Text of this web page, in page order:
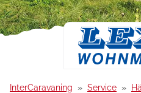
InterCaravaning Service